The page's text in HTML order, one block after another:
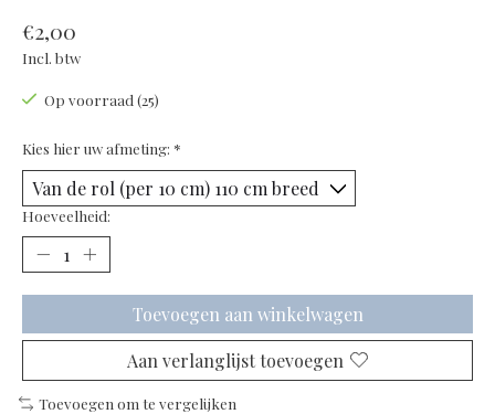
€2,00
Incl. btw
Op voorraad (25)
Kies hier uw afmeting: *
Hoeveelheid:
Toevoegen aan winkelwagen
Aan verlanglijst toevoegen
Toevoegen om te vergelijken